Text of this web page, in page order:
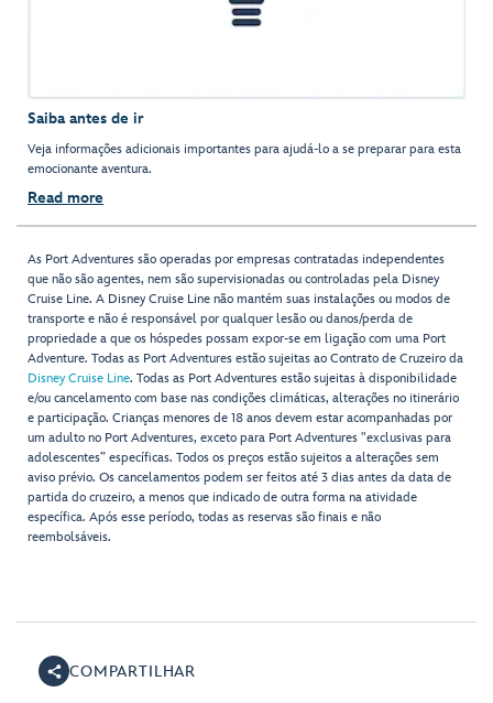
Saiba antes de ir
Veja informações adicionais importantes para ajudá-lo a se preparar para esta
emocionante aventura.
Read more
As Port Adventures são operadas por empresas contratadas independentes
que não são agentes, nem são supervisionadas ou controladas pela Disney
Cruise Line. A Disney Cruise Line não mantém suas instalações ou modos de
transporte e não é responsável por qualquer lesão ou danos/perda de
propriedade a que os hóspedes possam expor-se em ligação com uma Port
Adventure. Todas as Port Adventures estão sujeitas ao Contrato de Cruzeiro da
Disney Cruise Line. Todas as Port Adventures estão sujeitas à disponibilidade
e/ou cancelamento com base nas condições climáticas, alterações no itinerário
e participação. Crianças menores de 18 anos devem estar acompanhadas por
um adulto no Port Adventures, exceto para Port Adventures "exclusivas para
adolescentes” específicas. Todos os preços estão sujeitos a alterações sem
aviso prévio. Os cancelamentos podem ser feitos até 3 dias antes da data de
partida do cruzeiro, a menos que indicado de outra forma na atividade
específica. Após esse período, todas as reservas são finais e não
reembolsáveis.
COMPARTILHAR